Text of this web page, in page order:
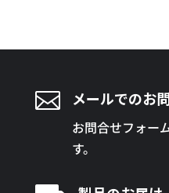
 メールでのお
お問合せフォー
す。